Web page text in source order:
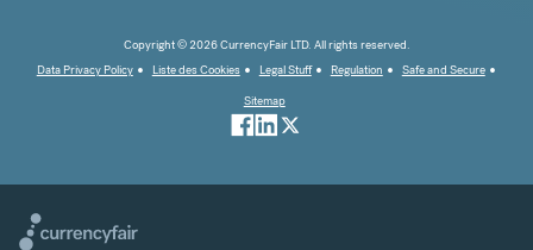
Copyright © 2026 CurrencyFair LTD. All rights reserved.
Data Privacy Policy
Liste des Cookies Legal Stuff Regulation
Safe and Secure
Sitemap